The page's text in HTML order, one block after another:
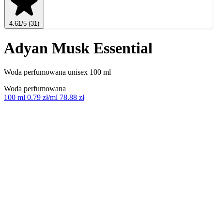
4.61/5 (31)
Adyan Musk Essential
Woda perfumowana unisex 100 ml
Woda perfumowana
100 ml 0.79 zł/ml 78.88 zł